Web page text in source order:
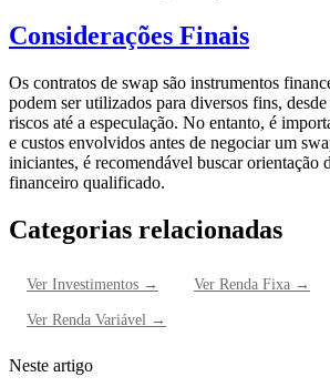
Considerações Finais
Os contratos de swap são instrumentos
podem ser utilizados para diversos fins,
riscos até a especulação. No entanto, é
e custos envolvidos antes de negociar um
iniciantes, é recomendável buscar orientação
financeiro qualificado.
Categorias relacionadas
Ver Investimentos → Ver Renda Fixa →
Ver Renda Variável →
Neste artigo